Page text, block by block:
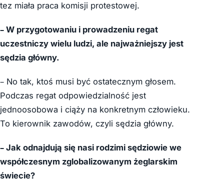
tez miała praca komisji protestowej.
– W przygotowaniu i prowadzeniu regat
uczestniczy wielu ludzi, ale najważniejszy jest
sędzia główny.
– No tak, ktoś musi być ostatecznym głosem.
Podczas regat odpowiedzialność jest
jednoosobowa i ciąży na konkretnym człowieku.
To kierownik zawodów, czyli sędzia główny.
– Jak odnajdują się nasi rodzimi sędziowie we
współczesnym zglobalizowanym żeglarskim
świecie?